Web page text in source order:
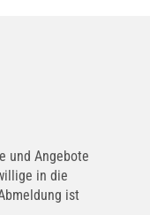
und Angebote
in die
ist